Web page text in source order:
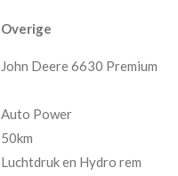
Overige
John Deere 6630 Premium
Auto Power
50km
Luchtdruk en Hydro rem